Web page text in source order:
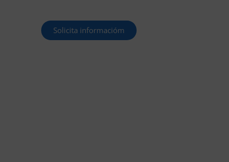
Solicita informacióm